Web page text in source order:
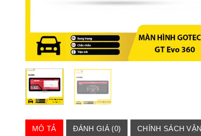
MÔ TẢ ĐÁNH GIÁ (0) CHÍNH SÁCH